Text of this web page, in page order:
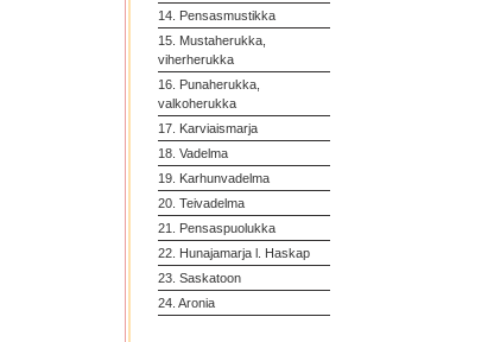
14. Pensasmustikka
15. Mustaherukka,
viherherukka
16. Punaherukka,
valkoherukka
17. Karviaismarja
18. Vadelma
19. Karhunvadelma
20. Teivadelma
21. Pensaspuolukka
22. Hunajamarja l. Haskap
23. Saskatoon
24. Aronia